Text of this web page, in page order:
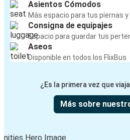
Asientos Cómodos
Más espacio para tus piernas
Consigna de equipajes
Espacio para guardar tus
Aseos
Disponible en todos los FlixBus
¿Es la primera vez que
Más sobre